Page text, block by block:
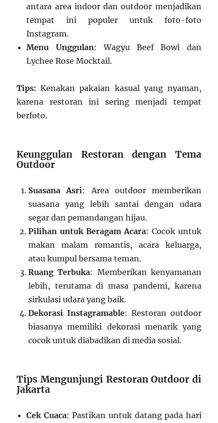
antara area indoor dan outdoor menjadikan
tempat ini populer untuk foto-foto
Instagram.
Menu Unggulan: Wagyu Beef Bowl dan
Lychee Rose Mocktail.
Tips: Kenakan pakaian kasual yang nyaman,
karena restoran ini sering menjadi tempat
berfoto.
Keunggulan Restoran dengan Tema
Outdoor
Suasana Asri: Area outdoor memberikan
suasana yang lebih santai dengan udara
segar dan pemandangan hijau.
Pilihan untuk Beragam Acara: Cocok untuk
makan malam romantis, acara keluarga,
atau kumpul bersama teman.
Ruang Terbuka: Memberikan kenyamanan
lebih, terutama di masa pandemi, karena
sirkulasi udara yang baik.
Dekorasi Instagramable: Restoran outdoor
biasanya memiliki dekorasi menarik yang
cocok untuk diabadikan di media sosial.
Tips Mengunjungi Restoran Outdoor di
Jakarta
Cek Cuaca: Pastikan untuk datang pada hari